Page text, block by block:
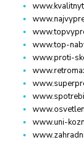
www.top-
www.proti-
www.uni-